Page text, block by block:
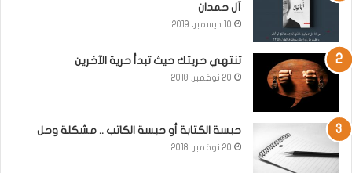
آل حمدان
10 ديسمبر، 2019
تنتهي حريتك حيث تبدأ حرية الآخرين
20 نوفمبر، 2018
حبسة الكتابة أو حبسة الكاتب .. مشكلة وحل
20 نوفمبر، 2018